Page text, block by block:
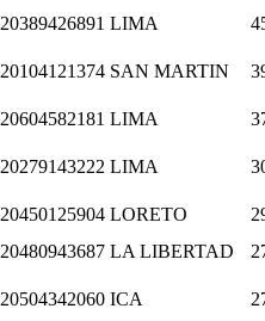
20389426891 LIMA
20104121374 SAN MARTIN
20604582181 LIMA
20279143222 LIMA
20450125904 LORETO
20480943687 LA LIBERTAD
20504342060 ICA